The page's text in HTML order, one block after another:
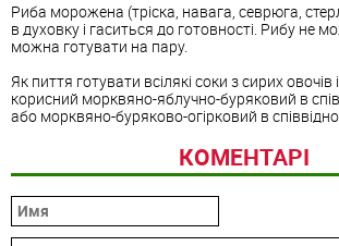
Риба морожена (тріска, навага, севрюга,
в духовку і гаситься до готовності. Рибу не
можна готувати на пару.
Як пиття готувати всілякі соки з сирих овочів
корисний морквяно-яблучно-буряковий в
або морквяно-буряково-огірковий в
КОМЕНТАРІ